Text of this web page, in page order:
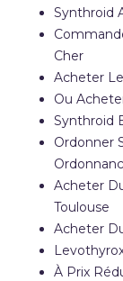
Synthroid
Cher
Acheter
Ou
Synthroid
Ordonner
Acheter
Toulouse
Acheter
À Prix